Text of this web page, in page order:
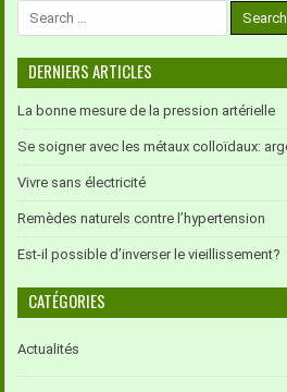
Search
for:
DERNIERS ARTICLES
La bonne mesure de la pression artérielle
Se soigner avec les métaux colloïdaux:
Vivre sans électricité
Remèdes naturels contre l’hypertension
Est-il possible d’inverser le vieillissement?
CATÉGORIES
Actualités